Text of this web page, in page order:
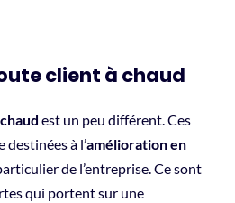
client à chaud
est un peu différent. Ces
à l’amélioration en
de l’entreprise. Ce sont
qui portent sur une